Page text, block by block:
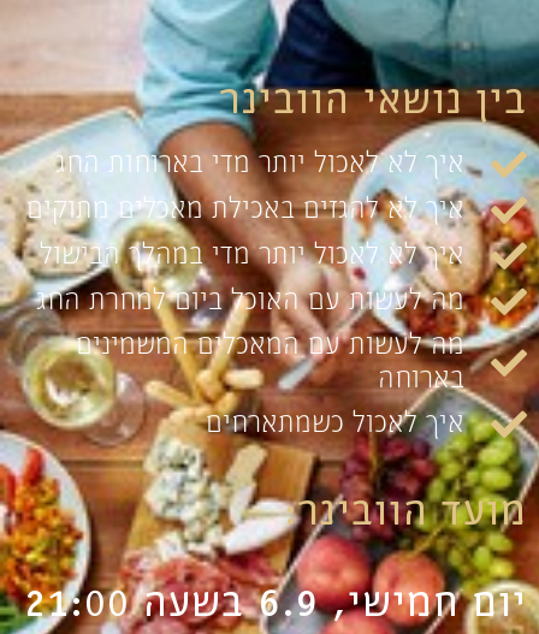
בין נושאי הוובינר
איך לא לאכול יותר מדי בארוחות החג
איך לא להגזים באכילת מאכלים מתוקים
איך לא לאכול יותר מדי במהלך הבישול
מה לעשות עם האוכל ביום למחרת החג
מה לעשות עם המאכלים המשמינים
בארוחה
איך לאכול כשמתארחים
מועד הוובינר:
יום חמישי, 6.9 בשעה 21:00